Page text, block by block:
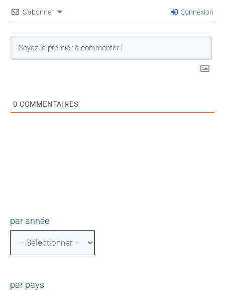
S'abonner Connexion
0 COMMENTAIRES
par année
par pays